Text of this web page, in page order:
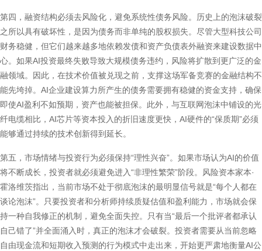
第四，融资结构必须去风险化，避免系统性债务风险。历史上的泡沫破裂
之所以具有破坏性，是因为债务而非单纯的股权损失。尽管大型科技公司
财务稳健，但它们越来越多地依赖发债和资产负债表外融资来建设数据中
心。如果AI投资最终失败导致大规模债务违约，风险将扩散到更广泛的金
融领域。因此，在技术价值被兑现之前，支撑这场军备竞赛的金融结构不
能先垮掉。AI企业建设算力所产生的债务需要拥有稳健的资金支持，确保
即使AI盈利不如预期，资产也能被担保。此外，与互联网泡沫中铺设的光
纤电缆相比，AI芯片等资本投入的折旧速度更快，AI硬件的“保质期”必须
能够通过持续的技术创新得到延长。
第五，市场情绪与投资行为必须保持“理性兴奋”。如果市场认为AI的价值
将不断成长，投资者就必须避免进入“非理性繁荣”阶段。风险资本家本·
霍洛维茨指出，当前市场不处于彻底泡沫的最明显信号就是“每个人都在
谈论泡沫”。只要投资者和分析师持续质疑估值和盈利能力，市场就会保
持一种自我修正的机制，避免全面失控。只有当“最后一个批评者都承认
自己错了”并全面涌入时，真正的泡沫才会破裂。投资者需要从当前忽略
自由现金流和短期收入预测的行为模式中走出来，开始更严肃地衡量AI公